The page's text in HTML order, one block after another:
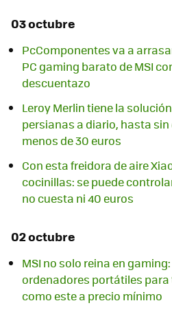
03 octubre
PcComponentes va a
PC gaming barato de MSI
descuentazo
Leroy Merlin tiene la
persianas a diario, hasta
menos de 30 euros
Con esta freidora de aire
cocinillas: se puede
no cuesta ni 40 euros
02 octubre
MSI no solo reina en
ordenadores portátiles
como este a precio mínimo